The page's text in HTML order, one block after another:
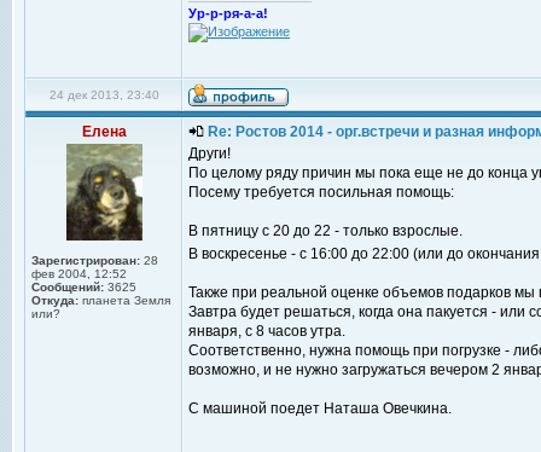
Ур-р-ря-а-а!
24 дек 2013, 23:40
Елена
Зарегистрирован: 28
фев 2004, 12:52
Сообщений: 3625
Откуда: планета Земля
или?
Re: Ростов 2014 - орг.встречи и разная
Други!
По целому ряду причин мы пока еще не до конца
Посему требуется посильная помощь:
В пятницу с 20 до 22 - только взрослые.
В воскресенье - с 16:00 до 22:00 (или до
Также при реальной оценке объемов подарков мы
Завтра будет решаться, когда она пакуется -
января, с 8 часов утра.
Соответственно, нужна помощь при погрузке -
возможно, и не нужно загружаться вечером 2
С машиной поедет Наташа Овечкина.